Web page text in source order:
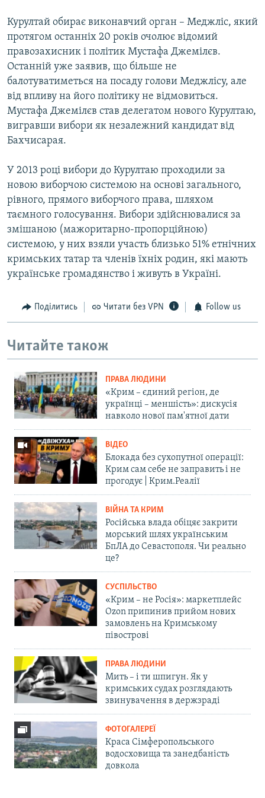
Курултай обирає виконавчий орган – Меджліс, який
протягом останніх 20 років очолює відомий
правозахисник і політик Мустафа Джемілєв.
Останній уже заявив, що більше не
балотуватиметься на посаду голови Меджлісу, але
від впливу на його політику не відмовиться.
Мустафа Джемілєв став делегатом нового Курултаю,
вигравши вибори як незалежний кандидат від
Бахчисарая.
У 2013 році вибори до Курултаю проходили за
новою виборчою системою на основі загального,
рівного, прямого виборчого права, шляхом
таємного голосування. Вибори здійснювалися за
змішаною (мажоритарно-пропорційною)
системою, у них взяли участь близько 51% етнічних
кримських татар та членів їхніх родин, які мають
українське громадянство і живуть в Україні.
Поділитись Читати без VPN Follow us
Читайте також
ПРАВА ЛЮДИНИ
«Крим – єдиний регіон, де
українці – меншість»: дискусія
навколо нової пам'ятної дати
ВІДЕО
Блокада без сухопутної операції:
Крим сам себе не заправить і не
прогодує | Крим.Реалії
ВІЙНА ТА КРИМ
Російська влада обіцяє закрити
морський шлях українським
БпЛА до Севастополя. Чи реально
це?
СУСПІЛЬСТВО
«Крим – не Росія»: маркетплейс
Ozon припинив прийом нових
замовлень на Кримському
півострові
ПРАВА ЛЮДИНИ
Мить – і ти шпигун. Як у
кримських судах розглядають
звинувачення в держзраді
ФОТОГАЛЕРЕЇ
Краса Сімферопольського
водосховища та занедбаність
довкола